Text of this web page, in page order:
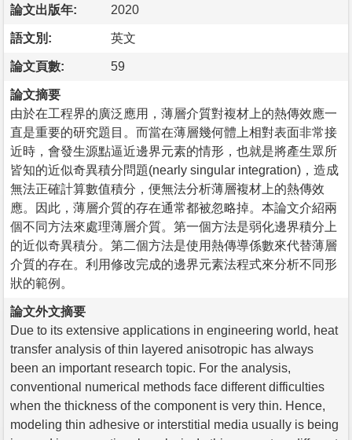
論文出版年: 2020
語文別: 英文
論文頁數: 59
論文摘要
由於在工程界的廣泛應用，薄層介質對複材上的熱傳效應一
直是重要的研究題目。而當在薄層幾何體上相對表面非常接
近時，會發生源點逼近邊界元素的情形，也就是將產生眾所
皆知的近似奇異積分問題(nearly singular integration)，造成
無法正確計算數值積分，便無法分析薄層複材上的熱傳效
應。因此，薄層介質的存在通常都被忽略掉。本論文介紹兩
個不同方法來處理薄層介質。第一個方法是弱化邊界積分上
的近似奇異積分。第二個方法是使用熱傳導係數來代替薄層
介質的存在。利用修改完成的邊界元素法程式來分析不同形
狀的範例。
論文外文摘要
Due to its extensive applications in engineering world, heat
transfer analysis of thin layered anisotropic has always
been an important research topic. For the analysis,
conventional numerical methods face different difficulties
when the thickness of the component is very thin. Hence,
modeling thin adhesive or interstitial media usually is being